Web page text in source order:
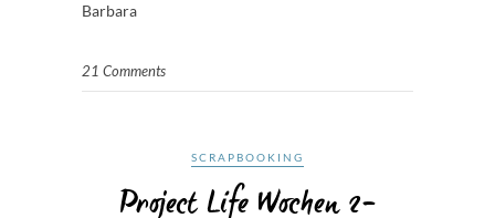
Barbara
21 Comments
SCRAPBOOKING
Project Life Wochen 2-